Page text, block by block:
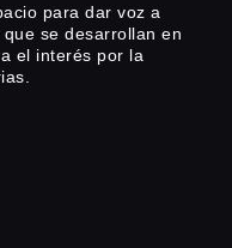
para dar voz a
se desarrollan en
el interés por la